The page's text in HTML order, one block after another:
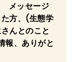
メッセージ
方、 (生態学
んとのこと
報、ありがと